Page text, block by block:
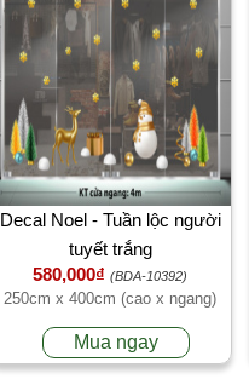
Decal Noel - Tuần lộc người
tuyết trắng
580,000₫ (BDA-10392)
250cm x 400cm (cao x ngang)
Mua ngay